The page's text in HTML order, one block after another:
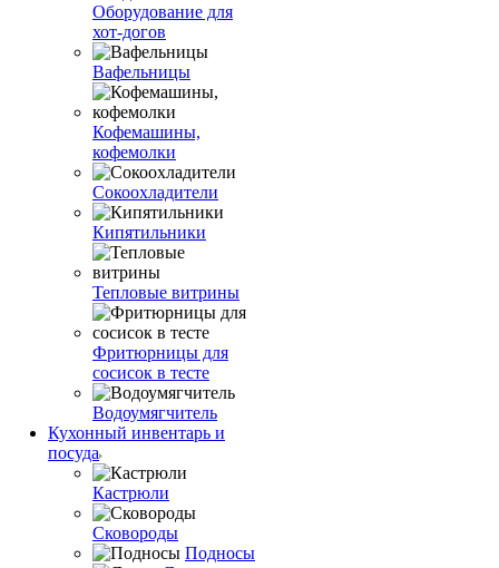
Оборудование для
хот-догов
Вафельницы
Кофемашины,
кофемолки
Сокоохладители
Кипятильники
Тепловые витрины
Фритюрницы для
сосисок в тесте
Водоумягчитель
Кухонный инвентарь и
посуда
Кастрюли
Сковороды
Подносы